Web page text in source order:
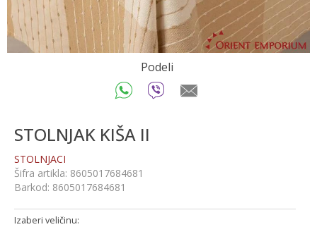
Podeli
STOLNJAK KIŠA II
STOLNJACI
Šifra artikla: 8605017684681
Barkod: 8605017684681
Izaberi veličinu: